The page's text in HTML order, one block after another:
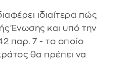
ιδιαίτερα πώς
Ένωσης και υπό την
παρ. 7 - το οποίο
θα πρέπει να